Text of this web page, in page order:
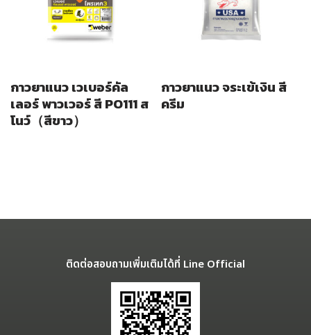
กาวยาแนว เวเบอร์คัล
เลอร์ พาวเวอร์ สี PO111 ส
โนว์（สีขาว）
กาวยาแนว จระเข้เงิน สี
ครีม
ติดต่อสอบถามเพิ่มเติมได้ที่ Line Official